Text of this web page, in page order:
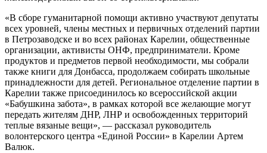
«В сборе гуманитарной помощи активно участвуют депутаты
всех уровней, члены местных и первичных отделений партии
в Петрозаводске и во всех районах Карелии, общественные
организации, активисты ОНФ, предприниматели. Кроме
продуктов и предметов первой необходимости, мы собрали
также книги для Донбасса, продолжаем собирать школьные
принадлежности для детей. Региональное отделение партии в
Карелии также присоединилось ко всероссийской акции
«Бабушкина забота», в рамках которой все желающие могут
передать жителям ДНР, ЛНР и освобожденных территорий
теплые вязаные вещи», — рассказал руководитель
волонтерского центра «Единой России» в Карелии Артем
Валюк.